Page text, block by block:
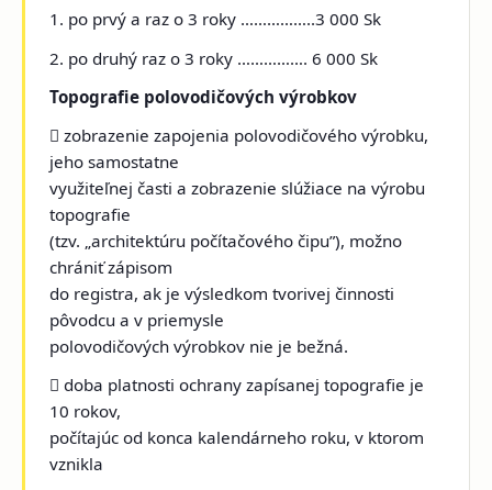
1. po prvý a raz o 3 roky ……………..3 000 Sk
2. po druhý raz o 3 roky ……………. 6 000 Sk
Topografie polovodičových výrobkov
 zobrazenie zapojenia polovodičového výrobku,
jeho samostatne
využiteľnej časti a zobrazenie slúžiace na výrobu
topografie
(tzv. „architektúru počítačového čipu”), možno
chrániť zápisom
do registra, ak je výsledkom tvorivej činnosti
pôvodcu a v priemysle
polovodičových výrobkov nie je bežná.
 doba platnosti ochrany zapísanej topografie je
10 rokov,
počítajúc od konca kalendárneho roku, v ktorom
vznikla